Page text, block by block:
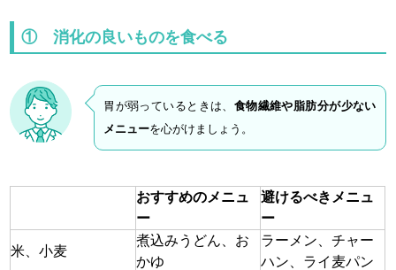
① 消化の良いものを食べる
胃が弱っているときは、 食物繊維や脂肪分が少ない
メニューを心がけましょう。
おすすめのメニュ
ー
避けるべきメニュ
ー
米、小麦
煮込みうどん、お
かゆ
ラーメン、チャー
ハン、ライ麦パン